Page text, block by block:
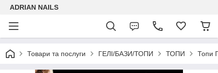
ADRIAN NAILS
Товари та послуги ГЕЛІ/БАЗИ/ТОПИ ТОПИ Топи